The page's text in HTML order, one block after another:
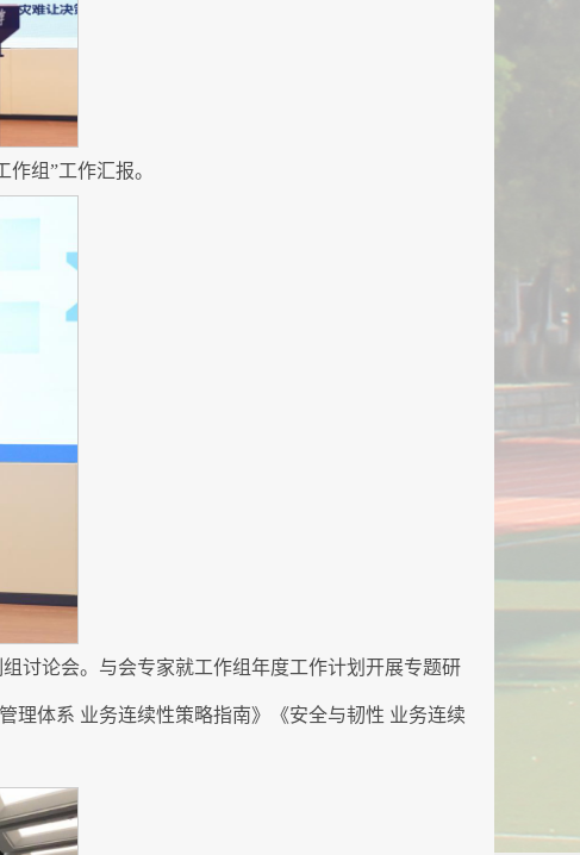
作组”工作汇报。
讨论会。与会专家就工作组年度工作计划开展专题研
理体系 业务连续性策略指南》《安全与韧性 业务连续